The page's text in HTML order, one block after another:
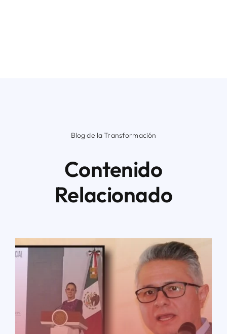
Blog de la Transformación
Contenido
Relacionado